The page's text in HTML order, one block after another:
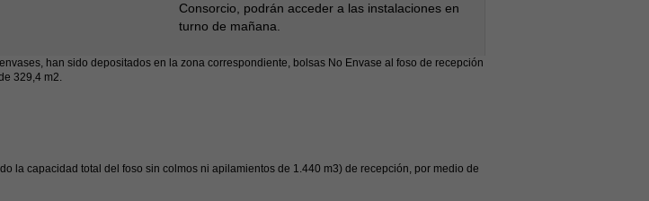
Consorcio, podrán acceder a las instalaciones en
turno de mañana.
han sido depositados en la zona correspondiente, bolsas No Envase al foso de recepción
329,4 m2.
la capacidad total del foso sin colmos ni apilamientos de 1.440 m3) de recepción, por medio de